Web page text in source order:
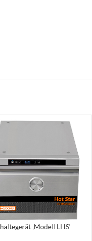
‚Modell LHS‘